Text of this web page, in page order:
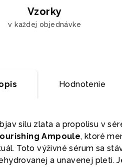
Vzorky
v každej objednávke
Hodnotenie
silu zlata a propolisu v
Ampoule, ktoré
Toto výživné sérum sa
a unavenej pleti.